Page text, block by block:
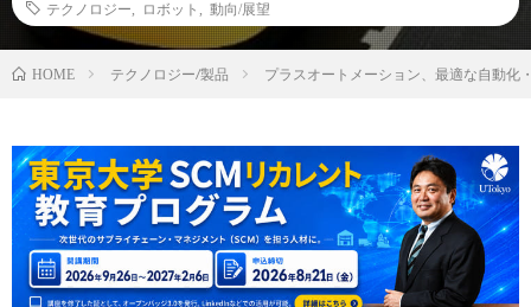
テクノロジー
ロボット 動向/展望
HOME テクノロジー/製品 プラスオートメーション、最適な自動化